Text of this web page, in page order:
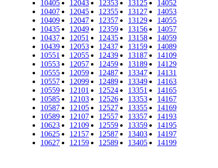
10405
10407
10409
10435
10437
10439
10551
10553
10555
10557
10559
10585
10587
10589
10623
10625
10627
12043
12045
12047
12049
12051
12053
12055
12057
12059
12099
12101
12103
12105
12107
12109
12157
12159
12353
12355
12357
12359
12435
12437
12439
12459
12487
12489
12524
12526
12527
12557
12559
12587
12589
13125
13127
13129
13156
13158
13159
13187
13189
13347
13349
13351
13353
13355
13357
13359
13403
13405
14052
14053
14055
14057
14059
14089
14109
14129
14131
14163
14165
14167
14169
14193
14195
14197
14199